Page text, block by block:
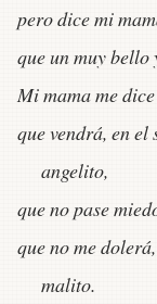
pero dice mi
que un muy bello
Mi mama me
que vendrá, en
angelito,
que no pase
que no me
malito.